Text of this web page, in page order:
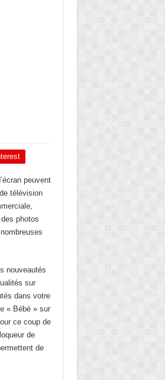
peuvent
télévision
photos
nouveautés
sur
dans votre
« Bébé » sur
ce coup de
de
de